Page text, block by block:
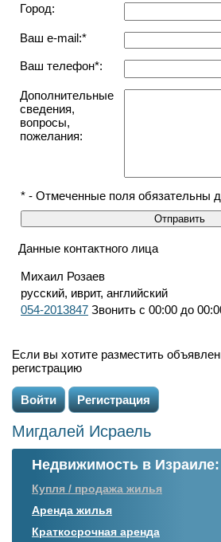
Город:
Ваш e-mail:*
Ваш телефон*:
Дополнительные
сведения,
вопросы,
пожелания:
* - Отмеченные поля обязательны
Данные контактного лица
Михаил Розаев
русский, иврит, английский
054-2013847 Звонить с 00:00 до
Если вы хотите разместить
регистрацию
Войти Регистрация
Мигдалей Исраель
Недвижимость в Израиле:
Купля / продажа жилья
Аренда жилья
Краткосрочная аренда